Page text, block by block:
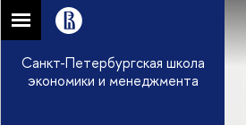
Санкт-Петербургская школа
экономики и менеджмента